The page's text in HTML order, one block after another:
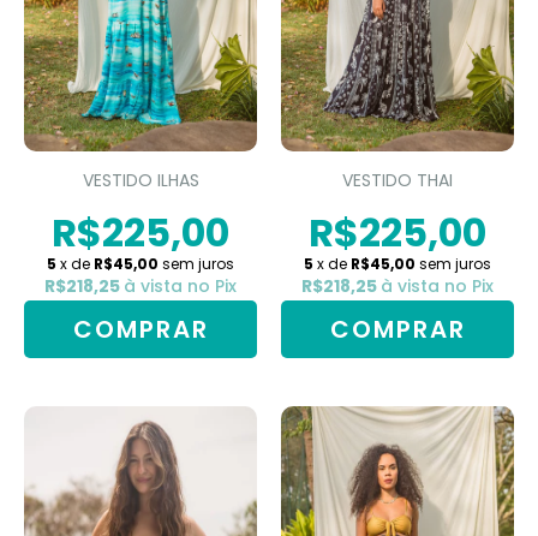
VESTIDO ILHAS
R$225,00
5 x de R$45,00 sem juros
R$218,25 à vista no Pix
COMPRAR
VESTIDO THAI
R$225,00
5 x de R$45,00 sem juros
R$218,25 à vista no Pix
COMPRAR